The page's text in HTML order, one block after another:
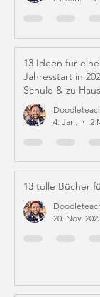
13 Ideen für
Jahresstart in
Schule & zu
4. Jan.
2
13 tolle Bücher
20. Nov.